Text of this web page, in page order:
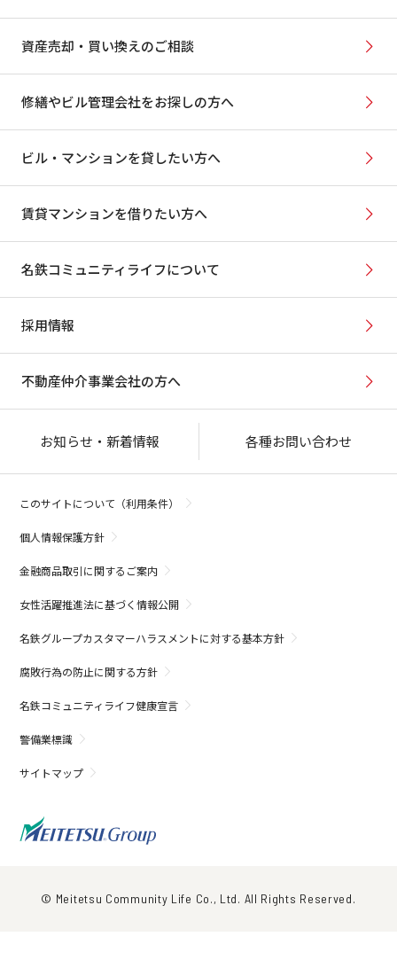
資産売却・買い換えのご相談
修繕やビル管理会社をお探しの方へ
ビル・マンションを貸したい方へ
賃貸マンションを借りたい方へ
名鉄コミュニティライフについて
採用情報
不動産仲介事業会社の方へ
お知らせ・新着情報 各種お問い合わせ
このサイトについて（利用条件）
個人情報保護方針
金融商品取引に関するご案内
女性活躍推進法に基づく情報公開
名鉄グループカスタマーハラスメントに対する基本方針
腐敗行為の防止に関する方針
名鉄コミュニティライフ健康宣言
警備業標識
サイトマップ
© Meitetsu Community Life Co., Ltd. All Rights Reserved.